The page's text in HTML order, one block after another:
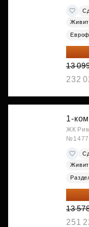
10
13
232
1-
ЖК
№1477
10
13
251